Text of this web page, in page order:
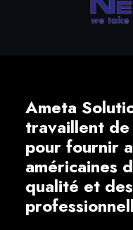
Ameta
travaillent
pour fournir
américaines
qualité et